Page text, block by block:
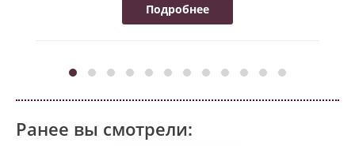
Подробнее
Ранее вы смотрели: